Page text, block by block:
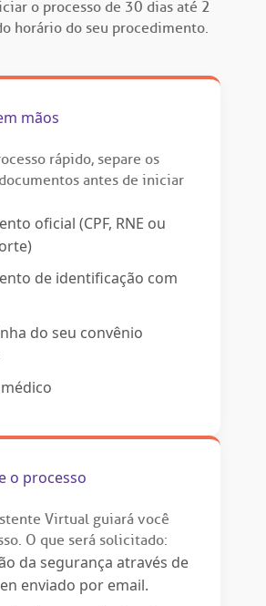
o processo de 30 dias até 2
horário do seu procedimento.
mãos
rápido, separe os
antes de iniciar
oficial (CPF, RNE ou
de identificação com
do seu convênio
o processo
Virtual guiará você
O que será solicitado:
da segurança através de
enviado por email.